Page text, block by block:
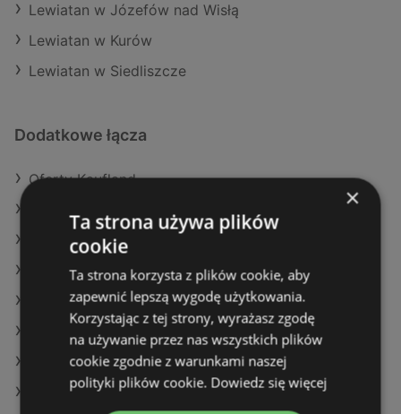
Lewiatan w Józefów nad Wisłą
Lewiatan w Kurów
Lewiatan w Siedliszcze
Dodatkowe łącza
Oferty Kaufland
Oferty Delikatesy Centrum
Aktualne gazetki Action
Aktualne gazetki Biedronka
Aktualne gazetki Aldi
Aktualne gazetki Auchan
Aktualne gazetki Makro
Sklepy Lewiatan w Wolin
×
Ta strona używa plików
cookie
Ta strona korzysta z plików cookie, aby
zapewnić lepszą wygodę użytkowania.
Korzystając z tej strony, wyrażasz zgodę
na używanie przez nas wszystkich plików
cookie zgodnie z warunkami naszej
polityki plików cookie. Dowiedz się więcej